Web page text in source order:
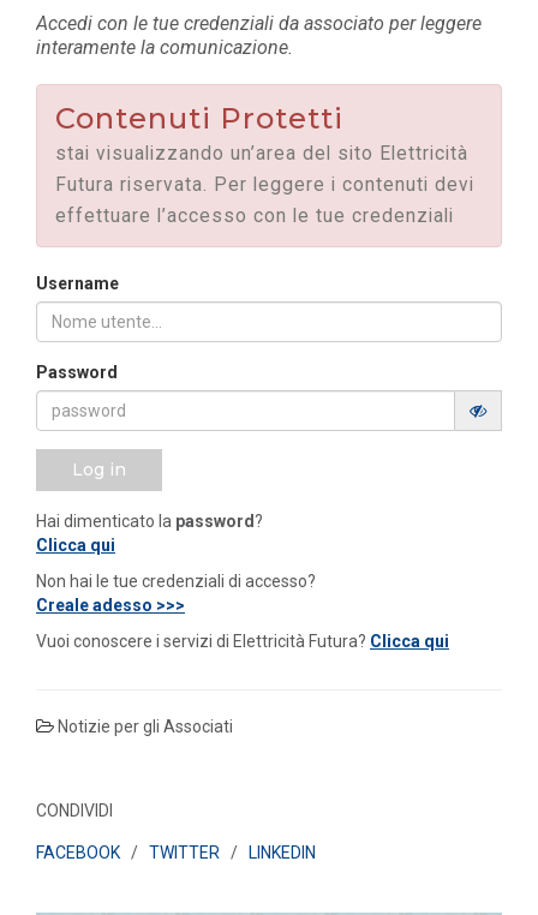
Accedi con le tue credenziali da associato per leggere
interamente la comunicazione.
Contenuti Protetti
stai visualizzando un’area del sito Elettricità
Futura riservata. Per leggere i contenuti devi
effettuare l’accesso con le tue credenziali
Username
Password
Log in
Hai dimenticato la password ?
Clicca qui
Non hai le tue credenziali di accesso?
Creale adesso >>>
Vuoi conoscere i servizi di Elettricità Futura? Clicca qui
Notizie per gli Associati
CONDIVIDI
FACEBOOK / TWITTER / LINKEDIN